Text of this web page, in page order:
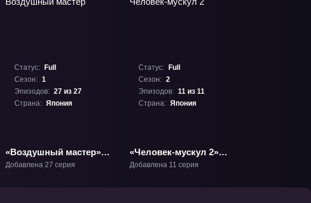
Статус:
Full
Сезон: 1
Эпизодов: 27 из 27
Страна: Япония
«Воздушный мастер»
ТВ-1
Добавлена 27 серия
Статус:
Full
Сезон: 2
Эпизодов: 11 из 11
Страна: Япония
«Человек-мускул 2»
ТВ-2
Добавлена 11 серия